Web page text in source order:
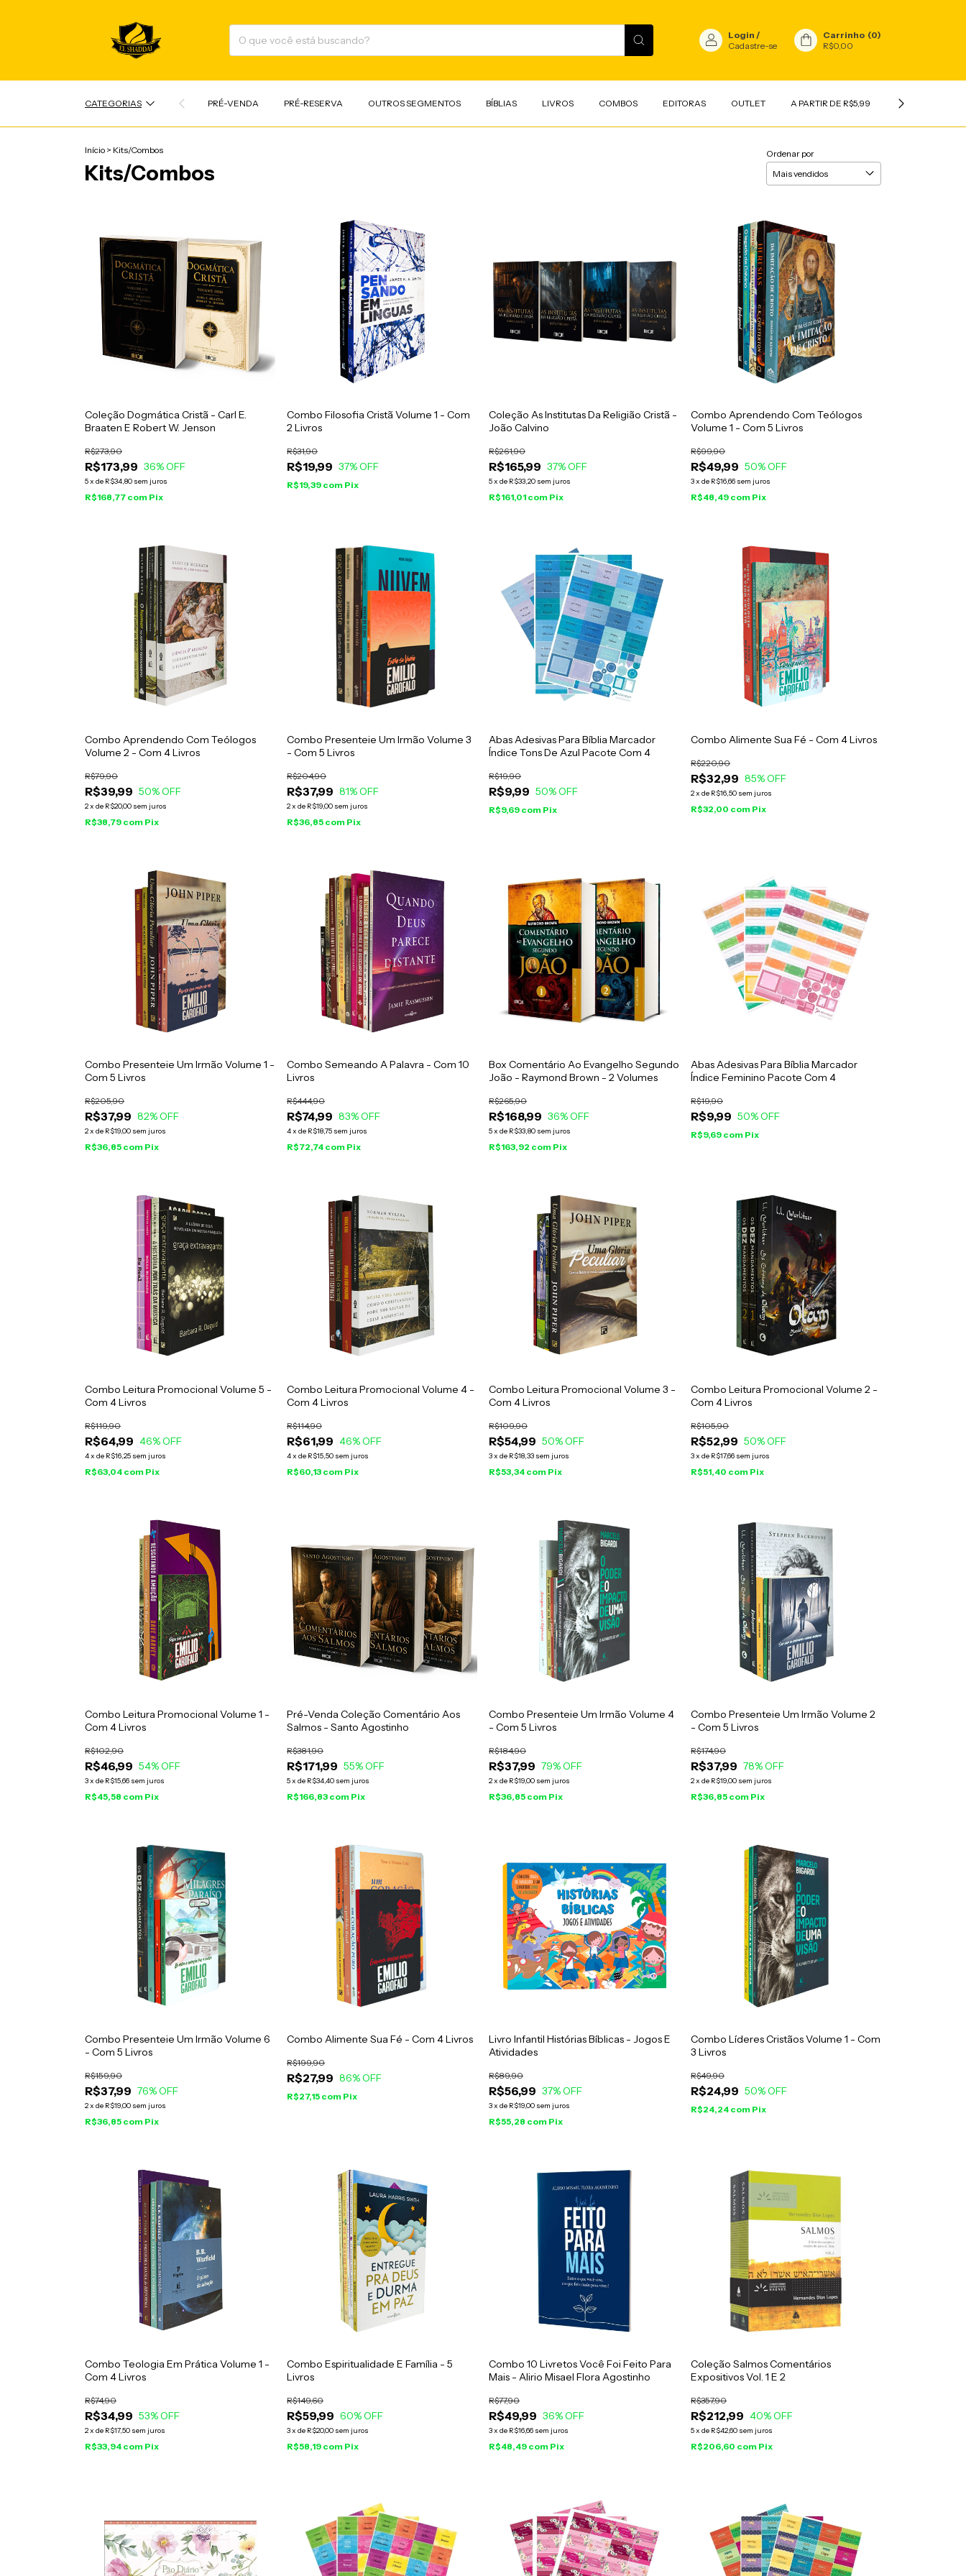
Login /
Cadastre-se
Carrinho (0)
R$0,00
CATEGORIAS PRÉ-VENDA PRÉ-RESERVA OUTROS SEGMENTOS BÍBLIAS LIVROS COMBOS EDITORAS OUTLET A PARTIR DE R$5,99 INFANTIL
Início > Kits/Combos
Kits/Combos
Ordenar por
Coleção Dogmática Cristã - Carl E.
Braaten E Robert W. Jenson
R$173,99
R$273,90
36% OFF
5x de R$34,80 sem juros
R$168,77 com Pix
Combo Filosofia Cristã Volume 1 - Com
2 Livros
R$19,99
R$31,90
37% OFF
R$19,39 com Pix
Coleção As Institutas Da Religião Cristã -
João Calvino
R$165,99
R$261,90
37% OFF
5x de R$33,20 sem juros
R$161,01 com Pix
Combo Aprendendo Com Teólogos
Volume 1 - Com 5 Livros
R$49,99
R$99,90
50% OFF
3x de R$16,66 sem juros
R$48,49 com Pix
Combo Aprendendo Com Teólogos
Volume 2 - Com 4 Livros
R$39,99
R$79,90
50% OFF
2x de R$20,00 sem juros
R$38,79 com Pix
Combo Presenteie Um Irmão Volume 3
- Com 5 Livros
R$37,99
R$204,90
81% OFF
2x de R$19,00 sem juros
R$36,85 com Pix
Abas Adesivas Para Bíblia Marcador
Índice Tons De Azul Pacote Com 4
R$9,99
R$19,90
50% OFF
R$9,69 com Pix
Combo Alimente Sua Fé - Com 4 Livros
R$32,99
R$220,90
85% OFF
2x de R$16,50 sem juros
R$32,00 com Pix
Combo Presenteie Um Irmão Volume 1 -
Com 5 Livros
R$37,99
R$205,90
82% OFF
2x de R$19,00 sem juros
R$36,85 com Pix
Combo Semeando A Palavra - Com 10
Livros
R$74,99
R$444,90
83% OFF
4x de R$18,75 sem juros
R$72,74 com Pix
Box Comentário Ao Evangelho Segundo
João - Raymond Brown - 2 Volumes
R$168,99
R$265,90
36% OFF
5x de R$33,80 sem juros
R$163,92 com Pix
Abas Adesivas Para Bíblia Marcador
Índice Feminino Pacote Com 4
R$9,99
R$19,90
50% OFF
R$9,69 com Pix
Combo Leitura Promocional Volume 5 -
Com 4 Livros
R$64,99
R$119,90
46% OFF
4x de R$16,25 sem juros
R$63,04 com Pix
Combo Leitura Promocional Volume 4 -
Com 4 Livros
R$61,99
R$114,90
46% OFF
4x de R$15,50 sem juros
R$60,13 com Pix
Combo Leitura Promocional Volume 3 -
Com 4 Livros
R$54,99
R$109,90
50% OFF
3x de R$18,33 sem juros
R$53,34 com Pix
Combo Leitura Promocional Volume 2 -
Com 4 Livros
R$52,99
R$105,90
50% OFF
3x de R$17,66 sem juros
R$51,40 com Pix
Combo Leitura Promocional Volume 1 -
Com 4 Livros
R$46,99
R$102,90
54% OFF
3x de R$15,66 sem juros
R$45,58 com Pix
Pré-Venda Coleção Comentário Aos
Salmos - Santo Agostinho
R$171,99
R$381,90
55% OFF
5x de R$34,40 sem juros
R$166,83 com Pix
Combo Presenteie Um Irmão Volume 4
- Com 5 Livros
R$37,99
R$184,90
79% OFF
2x de R$19,00 sem juros
R$36,85 com Pix
Combo Presenteie Um Irmão Volume 2
- Com 5 Livros
R$37,99
R$174,90
78% OFF
2x de R$19,00 sem juros
R$36,85 com Pix
Combo Presenteie Um Irmão Volume 6
- Com 5 Livros
R$37,99
R$159,90
76% OFF
2x de R$19,00 sem juros
R$36,85 com Pix
Combo Alimente Sua Fé - Com 4 Livros
R$27,99
R$199,90
86% OFF
R$27,15 com Pix
Livro Infantil Histórias Bíblicas - Jogos E
Atividades
R$56,99
R$89,90
37% OFF
3x de R$19,00 sem juros
R$55,28 com Pix
Combo Líderes Cristãos Volume 1 - Com
3 Livros
R$24,99
R$49,90
50% OFF
R$24,24 com Pix
Combo Teologia Em Prática Volume 1 -
Com 4 Livros
R$34,99
R$74,90
53% OFF
2x de R$17,50 sem juros
R$33,94 com Pix
Combo Espiritualidade E Família - 5
Livros
R$59,99
R$149,60
60% OFF
3x de R$20,00 sem juros
R$58,19 com Pix
Combo 10 Livretos Você Foi Feito Para
Mais - Alirio Misael Flora Agostinho
R$49,99
R$77,90
36% OFF
3x de R$16,66 sem juros
R$48,49 com Pix
Coleção Salmos Comentários
Expositivos Vol. 1 E 2
R$212,99
R$357,90
40% OFF
5x de R$42,60 sem juros
R$206,60 com Pix